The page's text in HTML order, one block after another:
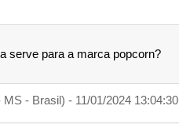
serve para a marca popcorn?
MS - Brasil) - 11/01/2024 13:04:30